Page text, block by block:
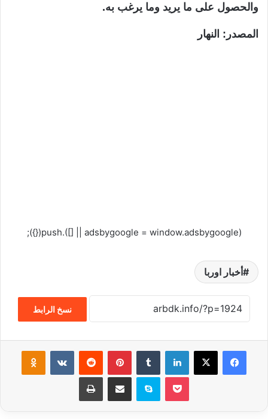
والحصول على ما يريد وما يرغب به.
المصدر: النهار
(adsbygoogle = window.adsbygoogle || []).push({});
أخبار اوربا
نسخ الرابط
فيسبوك لينكدإن بينتيريست
سكايب